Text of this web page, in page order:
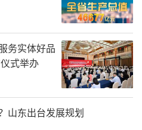
务实体好品
式举办
山东出台发展规划